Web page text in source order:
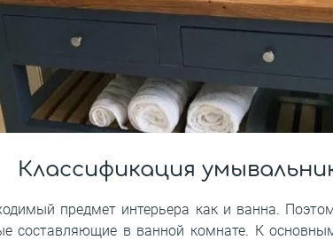
Классификация
предмет интерьера как и ванна.
составляющие в ванной комнате. К